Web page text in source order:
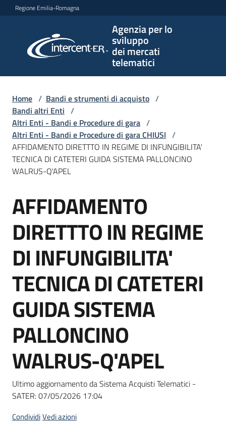
Vai al contenuto
Vai alla navigazione
Vai al footer
Regione Emilia-Romagna
Agenzia per lo
sviluppo
dei mercati
telematici
per lo
sviluppo
telematici
L'Agenzia
e
strumenti
acquisto
Supporto
Piattaforme
telematiche
English
site
Home / Bandi e strumenti di acquisto /
Bandi altri Enti /
Altri Enti - Bandi e Procedure di gara /
Altri Enti - Bandi e Procedure di gara CHIUSI /
AFFIDAMENTO DIRETTTO IN REGIME DI INFUNGIBILITA'
TECNICA DI CATETERI GUIDA SISTEMA PALLONCINO
WALRUS-Q'APEL
Salta al contenuto
AFFIDAMENTO
DIRETTTO IN REGIME
DI INFUNGIBILITA'
TECNICA DI CATETERI
GUIDA SISTEMA
PALLONCINO
WALRUS-Q'APEL
Ultimo aggiornamento da Sistema Acquisti Telematici -
SATER:07/05/2026 17:04
CondividiVedi azioni